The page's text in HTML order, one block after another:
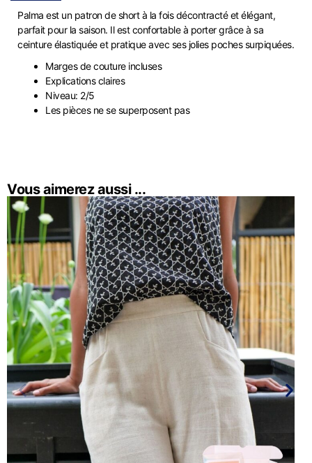
Palma est un patron de short à la fois décontracté et élégant,
parfait pour la saison. Il est confortable à porter grâce à sa
ceinture élastiquée et pratique avec ses jolies poches surpiquées.
Marges de couture incluses
Explications claires
Niveau: 2/5
Les pièces ne se superposent pas
Vous aimerez aussi ...